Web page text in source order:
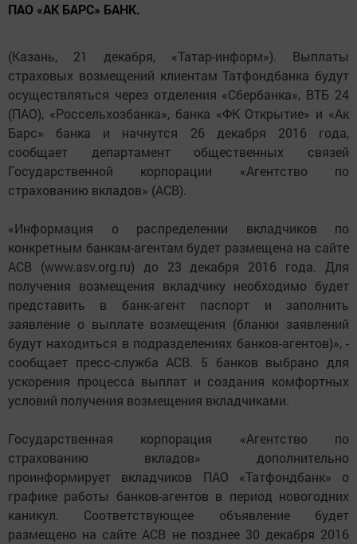
ПАО «АК БАРС» БАНК.
(Казань, 21 декабря, «Татар-информ»). Выплаты
страховых возмещений клиентам Татфондбанка будут
осуществляться через отделения «Сбербанка», ВТБ 24
(ПАО), «Россельхозбанка», банка «ФК Открытие» и «Ак
Барс» банка и начнутся 26 декабря 2016 года,
сообщает департамент общественных связей
Государственной корпорации «Агентство по
страхованию вкладов» (АСВ).
«Информация о распределении вкладчиков по
конкретным банкам-агентам будет размещена на сайте
АСВ (www.asv.org.ru) до 23 декабря 2016 года. Для
получения возмещения вкладчику необходимо будет
представить в банк-агент паспорт и заполнить
заявление о выплате возмещения (бланки заявлений
будут находиться в подразделениях банков-агентов)», -
сообщает пресс-служба АСВ. 5 банков выбрано для
ускорения процесса выплат и создания комфортных
условий получения возмещения вкладчиками.
Государственная корпорация «Агентство по
страхованию вкладов» дополнительно
проинформирует вкладчиков ПАО «Татфондбанк» о
графике работы банков-агентов в период новогодних
каникул. Соответствующее объявление будет
размещено на сайте АСВ не позднее 30 декабря 2016